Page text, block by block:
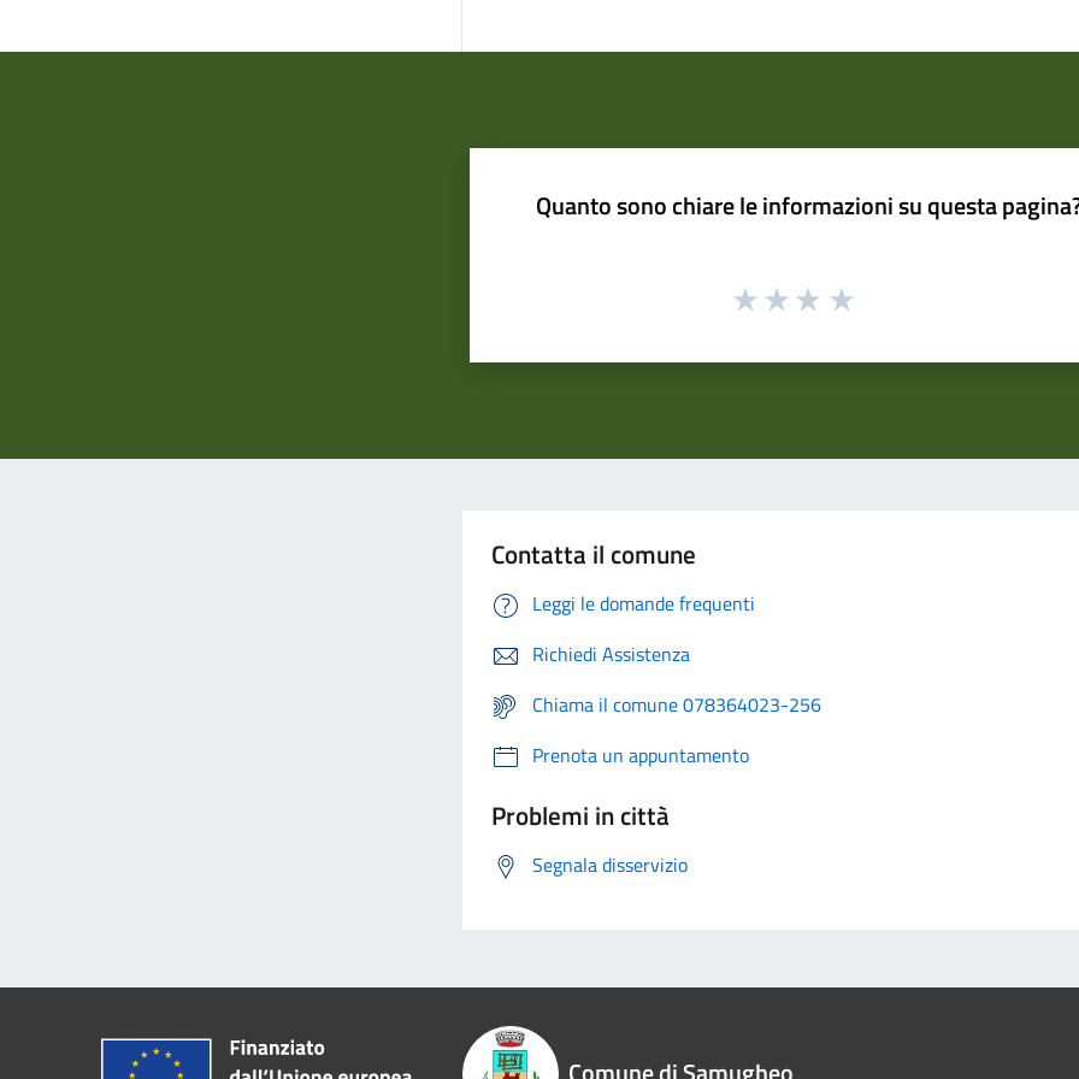
Quanto sono chiare le informazioni su questa
Contatta il comune
Leggi le domande frequenti
Richiedi Assistenza
Chiama il comune 078364023-256
Prenota un appuntamento
Problemi in città
Segnala disservizio